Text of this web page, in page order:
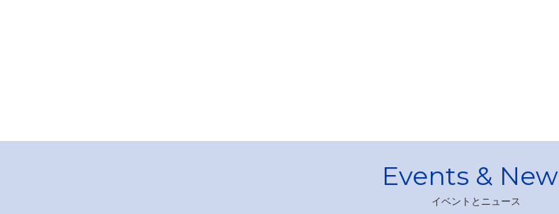
イベントとニュース